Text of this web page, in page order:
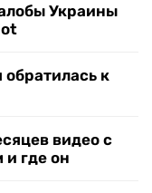
Украины
к
видео с
где он